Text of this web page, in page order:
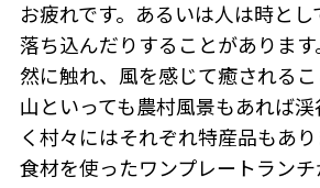
お疲れです。あるいは人は時とし
落ち込んだりすることがありま
然に触れ、風を感じて癒されるこ
山といっても農村風景もあれば
く村々にはそれぞれ特産品もあ
食材を使ったワンプレートラン